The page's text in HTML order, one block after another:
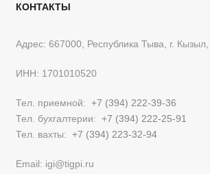
КОНТАКТЫ
Адрес: 667000, Республика Тыва, г.
ИНН: 1701010520
Тел. приемной: +7 (394) 222-39-36
Тел. бухгалтерии: +7 (394) 222-25-91
Тел. вахты: +7 (394) 223-32-94
Email: igi@tigpi.ru